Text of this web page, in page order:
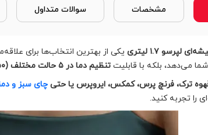
مشخصات سوالات متداول
لپرسو ۱.۷ لیتری
یکی از بهترین انتخاب‌ها برای
می‌دهد، بلکه با قابلیت تنظیم دما در ۵ حالت مختلف (۵۰، ۷۰، ۸۰، ۹۰ و ۱۰۰ درجه سانتی‌گراد)
ترک، فرنچ پرس، کمکس، ایروپرس یا حتیچای سبز و
را تجربه کنید.